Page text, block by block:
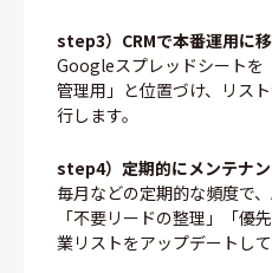
step3）CRMで本番運用に
Googleスプレッドシートを
管理用」と位置づけ、リス
行します。
step4）定期的にメンテナ
毎月などの定期的な頻度で
「不要リードの整理」「優
業リストをアップデートして